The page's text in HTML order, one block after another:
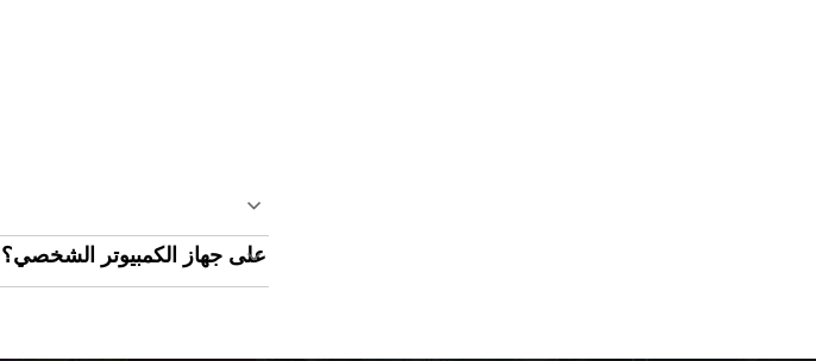
ما هو الحد الأدنى لمتطلبات النظام لتشغيل Slime Hunter: Idle Warrior على جهاز الكمبيوتر الشخصي؟